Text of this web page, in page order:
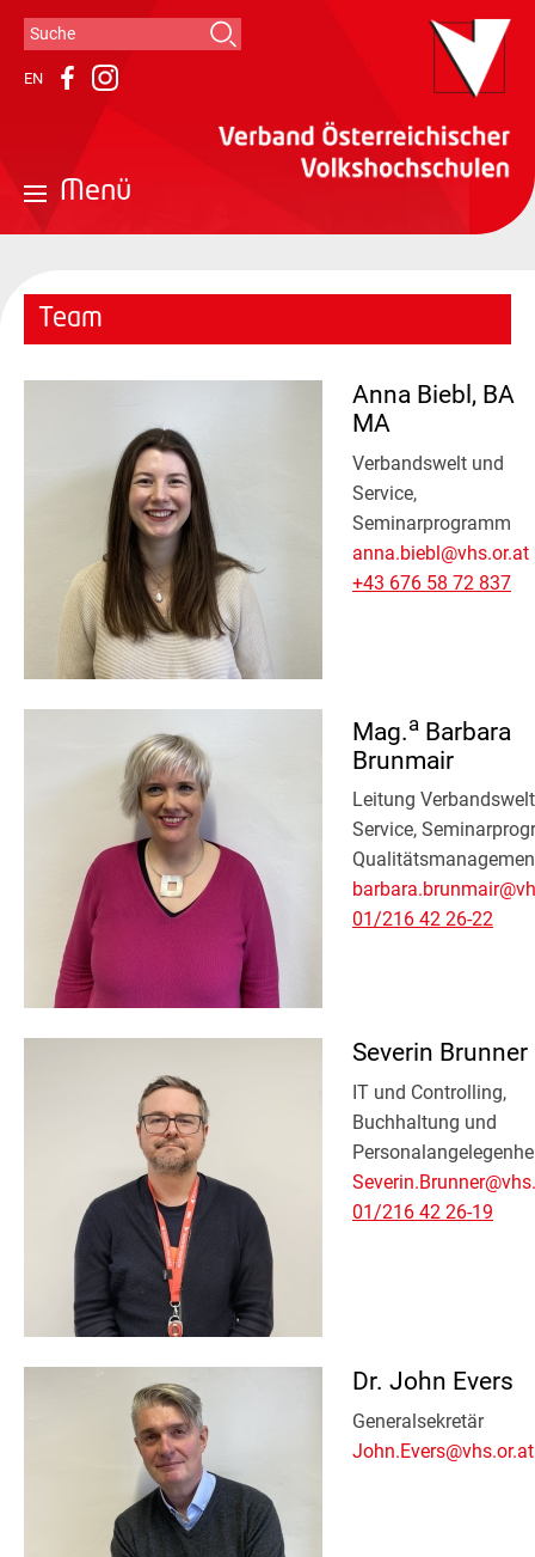
Suchformular
Suche
EN FacebookInstagram
Menü
Team
Anna Biebl, BA
MA
Verbandswelt und
Service,
Seminarprogramm
anna.biebl@vhs.or.at
+43 676 58 72 837
Mag.a Barbara
Brunmair
Leitung
Service,
01/216 42 26-22
Severin Brunner
IT und Controlling,
Buchhaltung und
01/216 42 26-19
Dr. John Evers
Generalsekretär
John.Evers@vhs.or.at